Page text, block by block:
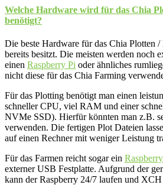
Welche Hardware wird für das Chia
benötigt?
Die beste Hardware für das Chia Plotten /
bereits besitzt. Die meisten werden noch
einen Raspberry Pi oder ähnliches
nicht diese für das Chia Farming
Für das Plotting benötigt man einen
schneller CPU, viel RAM und einer
NVMe SSD). Hierfür könnten man z.B.
verwenden. Die fertigen Plot Dateien
auf einen Rechner mit weniger Leistung
Für das Farmen reicht sogar ein
externer USB Festplatte. Aufgrund der
kann der Raspberry 24/7 laufen und XCH